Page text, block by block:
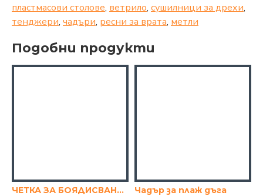
пластмасови столове, ветрило, сушилници за дрехи,
тенджери, чадъри, ресни за врата, метли
Подобни продукти
ЧЕТКА ЗА БОЯДИСВАНЕ 4"
Чадър за плаж дъга